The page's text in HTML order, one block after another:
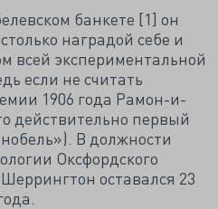
банкете [1] он
наградой себе и
всей экспериментальной
если не считать
1906 года Рамон-и-
действительно первый
В должности
Оксфордского
оставался 23